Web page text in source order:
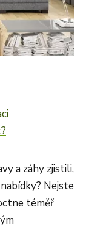
a záhy zjistili,
Nejste
téměř